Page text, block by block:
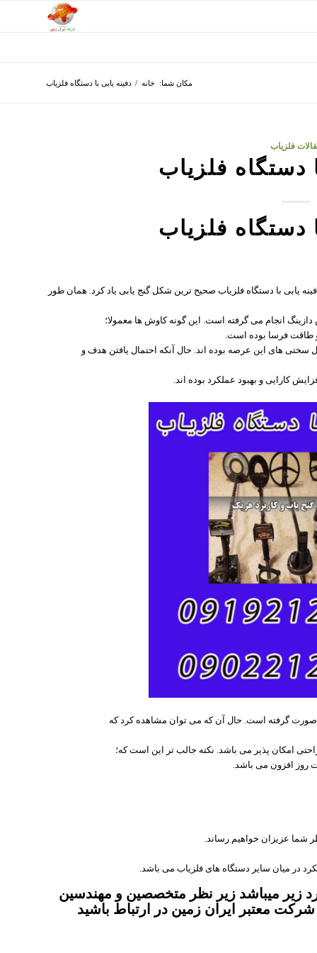
مکان شما: خانه / دفینه یابی با دستگاه فلزیاب
فلزیاب
دستگاه فلزیاب
دستگاه فلزیاب
یابی با دستگاه فلزیاب صحیح ترین شکل گنج یابی یاد کرد. همان طور
طاقت فرسا بوده است.
های این عرصه بوده اند. حال آنکه احتمال یافتن هدف و
کارایی و بهبود عملکرد بوده اند.
صورت گرفته است. حال آن که می توان مشاهده کرد که
راحتی امکان پذیر می باشد. نکته جالب تر این است که؛
روز افزون می باشد.
شما عزیزان خواهیم رساند.
در میان سایر دستگاه های فلزیاب می باشد.
زیر میباشد زیر نظر متخصصین و مهندسین
معتبر ایران زمین در ارتباط باشید